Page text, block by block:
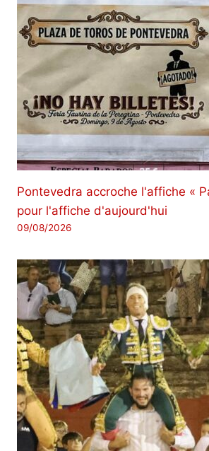
Pontevedra accroche l'affiche «
pour l'affiche d'aujourd'hui
09/08/2026